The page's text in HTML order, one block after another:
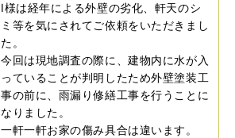
I様は経年による外壁の劣化、軒天のシ
ミ等を気にされてご依頼をいただきまし
た。
今回は現地調査の際に、建物内に水が入
っていることが判明したため外壁塗装工
事の前に、雨漏り修繕工事を行うことに
なりました。
一軒一軒お家の傷み具合は違います。